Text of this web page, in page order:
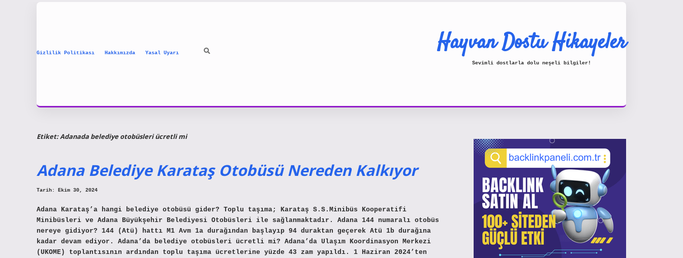
Gizlilik Politikası Hakkımızda Yasal Uyarı Hayvan Dostu Hikayeler
Sevimli dostlarla dolu neşeli bilgiler!
Etiket:Adanada belediye otobüsleri ücretli mi
Adana Belediye Karataş Otobüsü Nereden Kalkıyor
Tarih: Ekim 30, 2024
Adana Karataş’a hangi belediye otobüsü gider? Toplu taşıma; Karataş S.S.Minibüs Kooperatifi
Minibüsleri ve Adana Büyükşehir Belediyesi Otobüsleri ile sağlanmaktadır. Adana 144 numaralı otobüs
nereye gidiyor? 144 (Atü) hattı M1 Avm 1a durağından başlayıp 94 duraktan geçerek Atü 1b durağına
kadar devam ediyor. Adana’da belediye otobüsleri ücretli mi? Adana’da Ulaşım Koordinasyon Merkezi
(UKOME) toplantısının ardından toplu taşıma ücretlerine yüzde 43 zam yapıldı. 1 Haziran 2024’ten